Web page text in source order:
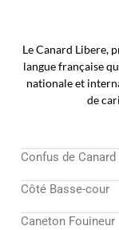
Le Canard Libere,
langue française
nationale et
de
Confus de Canard
Côté Basse-cour
Caneton Fouineur